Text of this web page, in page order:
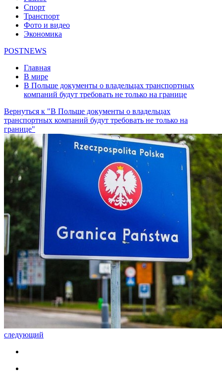
Спорт
Транспорт
Фото и видео
Экономика
POSTNEWS
Главная
В мире
В Польше документы о владельцах транспортных
компаний будут требовать не только на границе
Вернуться к "В Польше документы о владельцах
транспортных компаний будут требовать не только на
границе"
следующий